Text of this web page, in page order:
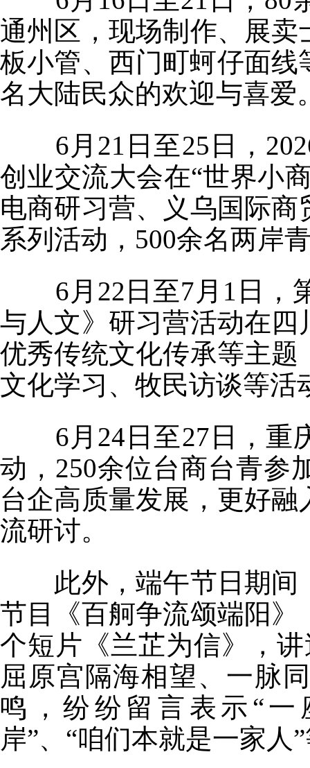
通州区，现场制作、展
板小管、西门町蚵仔面
名大陆民众的欢迎与喜爱
6月21日至25日，
创业交流大会在“世界小
电商研习营、义乌国际
系列活动，500余名两岸
6月22日至7月1日，
与人文》研习营活动在
优秀传统文化传承等主
文化学习、牧民访谈等活
6月24日至27日，重庆
动，250余位台商台青参
台企高质量发展，更好
流研讨。
此外，端午节日期间
节目《百舸争流颂端阳
个短片《兰芷为信》，
屈原宫隔海相望、一脉
鸣，纷纷留言表示“
岸”、“咱们本就是一家人